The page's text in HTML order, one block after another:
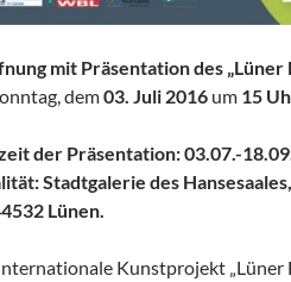
mit Präsentation des „Lüner
dem03. Juli 2016 um 15
der Präsentation: 03.07.-
Stadtgalerie des Hansesaales
Lünen.
Kunstprojekt „Lüner